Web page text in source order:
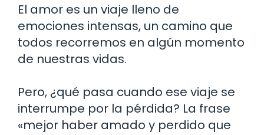
El amor es un viaje lleno de
emociones intensas, un camino que
todos recorremos en algún momento
de nuestras vidas.
Pero, ¿qué pasa cuando ese viaje se
interrumpe por la pérdida? La frase
«mejor haber amado y perdido que